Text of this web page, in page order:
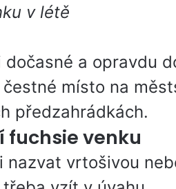
v létě
dočasné a opravdu
místo na
předzahrádkách.
fuchsie venku
nazvat vrtošivou